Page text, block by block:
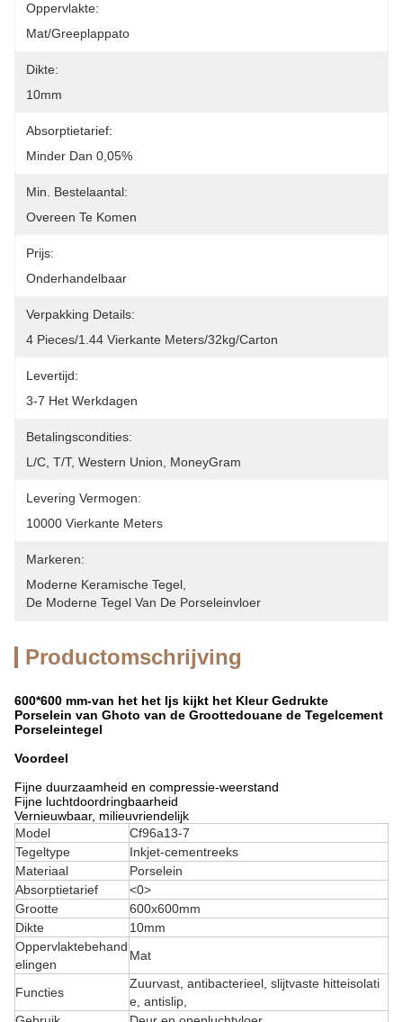
Oppervlakte:
Mat/greeplappato
Dikte:
10mm
Absorptietarief:
Minder Dan 0,05%
Min. Bestelaantal:
Overeen Te Komen
Prijs:
Onderhandelbaar
Verpakking Details:
4 Pieces/1.44 Vierkante Meters/32kg/carton
Levertijd:
3-7 Het Werkdagen
Betalingscondities:
L/C, T/T, Western Union, MoneyGram
Levering Vermogen:
10000 Vierkante Meters
Markeren:
Moderne Keramische Tegel
De Moderne Tegel Van De Porseleinvloer
Productomschrijving
600*600 mm-van het het Ijs kijkt het Kleur Gedrukte
Porselein van Ghoto van de Groottedouane de Tegelcement
Porseleintegel
Voordeel
Fijne duurzaamheid en compressie-weerstand
Fijne luchtdoordringbaarheid
Vernieuwbaar, milieuvriendelijk
Model
Cf96a13-7
Tegeltype
Inkjet-cementreeks
Materiaal
Porselein
Absorptietarief
<0>
Grootte
600x600mm
Dikte
10mm
Oppervlaktebehand
elingen
Mat
Functies
Zuurvast, antibacterieel, slijtvaste hitteisolati
e, antislip,